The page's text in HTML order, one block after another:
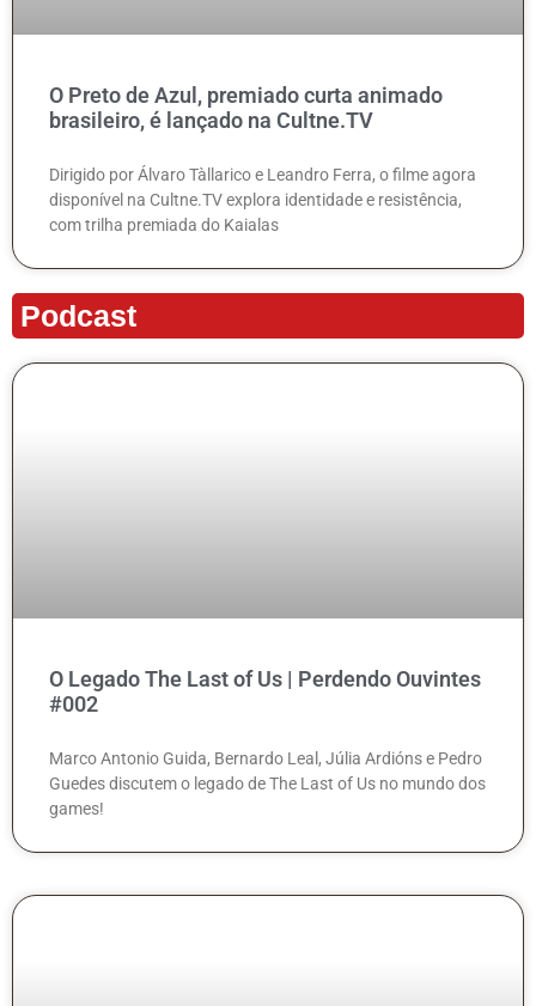
O Preto de Azul, premiado curta animado
brasileiro, é lançado na Cultne.TV
Dirigido por Álvaro Tàllarico e Leandro Ferra, o filme agora
disponível na Cultne.TV explora identidade e resistência,
com trilha premiada do Kaialas
Podcast
O Legado The Last of Us | Perdendo Ouvintes
#002
Marco Antonio Guida, Bernardo Leal, Júlia Ardións e Pedro
Guedes discutem o legado de The Last of Us no mundo dos
games!